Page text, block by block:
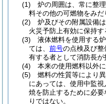
(1)
炉の周囲は、常に整
料その他の可燃物をみだ
(2)
炉及びその附属設備
火災予防上有効に保持す
(3)
液体燃料を使用する
ては、 前号の点検及び整
有する者として消防長が
(4)
本来の使用燃料以外
(5)
燃料の性質等により
にあっては、使用中監視
焼を防止するために必
りではない。